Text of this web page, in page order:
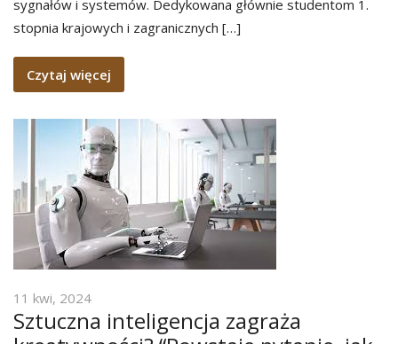
sygnałów i systemów. Dedykowana głównie studentom 1.
stopnia krajowych i zagranicznych […]
Czytaj więcej
11 kwi, 2024
Sztuczna inteligencja zagraża